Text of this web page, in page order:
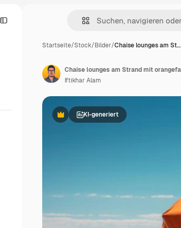
Startseite/Stock/Bilder/Chaise lounges am St…
PremiumKI-generiert
Iftikhar Alam